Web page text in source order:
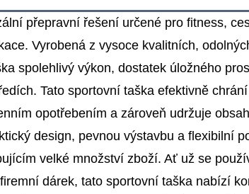
přepravní řešení určené pro fitness,
Vyrobená z vysoce kvalitních,
spolehlivý výkon, dostatek úložného
Tato sportovní taška efektivně
opotřebením a zároveň udržuje
design, pevnou výstavbu a flexibilní
velké množství zboží. Ať už se
dárek, tato sportovní taška nabízí